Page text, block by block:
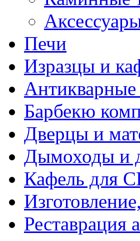
Печи
Изразцы и
Барбекю
Дверцы и
Дымоходы и
Кафель для
Реставрация